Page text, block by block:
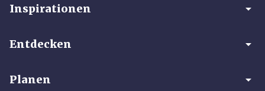
Inspirationen arrow_drop_down
Entdecken arrow_drop_down
Planen arrow_drop_down